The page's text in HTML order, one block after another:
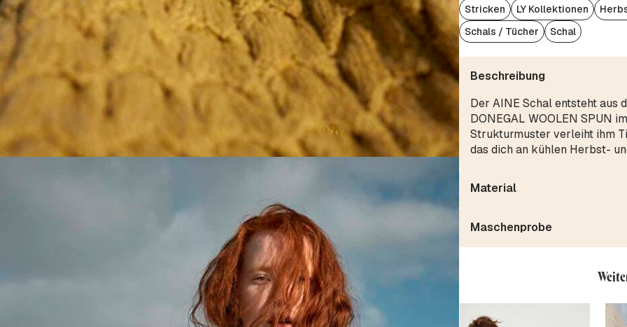
Stricken LY Kollektionen
Schals / Tücher
Schal
Beschreibung
Der AINE Schal entsteht aus
DONEGAL WOOLEN SPUN
Strukturmuster verleiht ihm
das dich an kühlen Herbst-
Material
Maschenprobe